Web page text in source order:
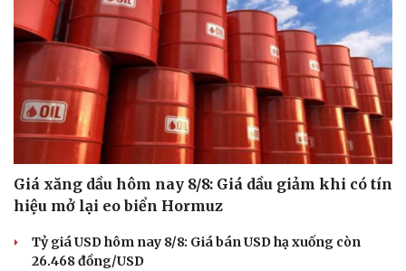
Giá xăng dầu hôm nay 8/8: Giá dầu giảm khi có tín
hiệu mở lại eo biển Hormuz
Tỷ giá USD hôm nay 8/8: Giá bán USD hạ xuống còn
26.468 đồng/USD